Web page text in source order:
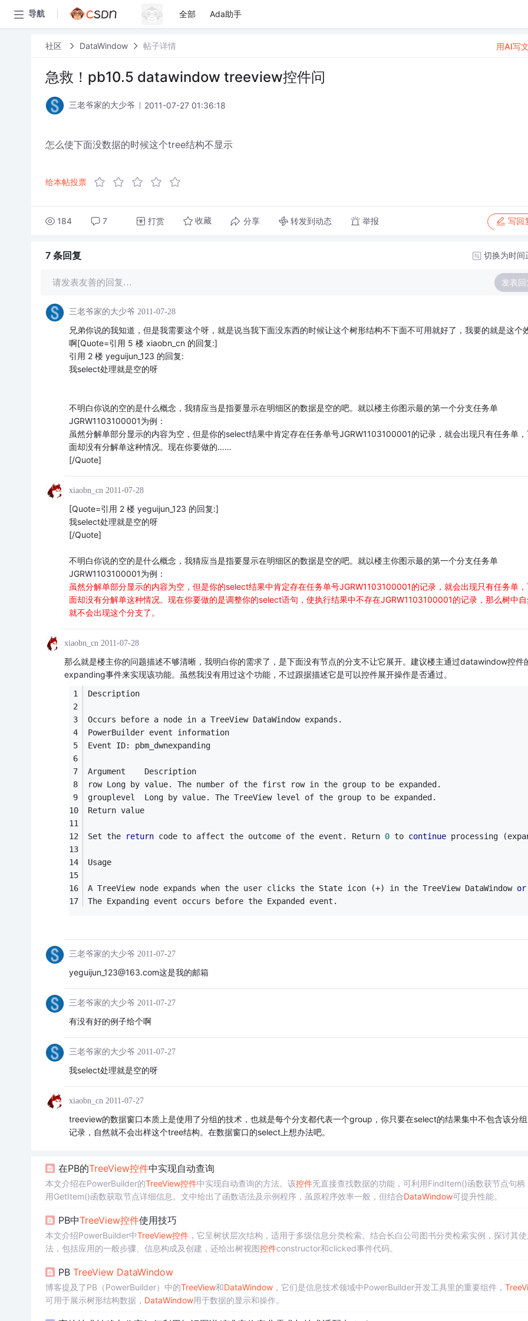
导航 全部 Ada助手
社区 DataWindow 帖子详情
急救！pb10.5 datawindow treeview控件问
三老爷家的大少爷 2011-07-27 01:36:18
怎么使下面没数据的时候这个tree结构不显示
给本帖投票
184 7 打赏 收藏 分享 转发到动态 举报 写回
用AI写
7 条回复 切换为时间
请发表友善的回复… 发表回
三老爷家的大少爷 2011-07-28
兄弟你说的我知道，但是我需要这个呀，就是说当我下面没东西的时候让这个树形结构不下面不可用就好了，我要的就是这个
啊[Quote=引用 5 楼 xiaobn_cn 的回复:]
引用 2 楼 yeguijun_123 的回复:
我select处理就是空的呀
不明白你说的空的是什么概念，我猜应当是指要显示在明细区的数据是空的吧。就以楼主你图示最的第一个分支任务单
JGRW1103100001为例：
虽然分解单部分显示的内容为空，但是你的select结果中肯定存在任务单号JGRW1103100001的记录，就会出现只有任务单
面却没有分解单这种情况。现在你要做的……
[/Quote]
xiaobn_cn 2011-07-28
[Quote=引用 2 楼 yeguijun_123 的回复:]
我select处理就是空的呀
[/Quote]
不明白你说的空的是什么概念，我猜应当是指要显示在明细区的数据是空的吧。就以楼主你图示最的第一个分支任务单
JGRW1103100001为例：
虽然分解单部分显示的内容为空，但是你的select结果中肯定存在任务单号JGRW1103100001的记录，就会出现只有任务单
面却没有分解单这种情况。现在你要做的是调整你的select语句，使执行结果中不存在JGRW1103100001的记录，那么树中自
就不会出现这个分支了。
xiaobn_cn 2011-07-28
那么就是楼主你的问题描述不够清晰，我明白你的需求了，是下面没有节点的分支不让它展开。建议楼主通过datawindow控件
expanding事件来实现该功能。虽然我没有用过这个功能，不过跟据描述它是可以控件展开操作是否通过。
Description
Occurs before a node in a TreeView DataWindow expands.
PowerBuilder event information
Event ID: pbm_dwnexpanding
Argument	Description
row	Long by value. The number of the first row in the group to be expanded.
grouplevel	Long by value. The TreeView level of the group to be expanded.
Return value
Set the return code to affect the outcome of the event. Return 0 to continue processing
Usage
A TreeView node expands when the user clicks the State icon (+) in the TreeView DataWindow or
The Expanding event occurs before the Expanded event.
三老爷家的大少爷 2011-07-27
yeguijun_123@163.com这是我的邮箱
三老爷家的大少爷 2011-07-27
有没有好的例子给个啊
三老爷家的大少爷 2011-07-27
我select处理就是空的呀
xiaobn_cn 2011-07-27
treeview的数据窗口本质上是使用了分组的技术，也就是每个分支都代表一个group，你只要在select的结果集中不包含该分
记录，自然就不会出样这个tree结构。在数据窗口的select上想办法吧。
在PB的TreeView控件中实现自动查询
本文介绍在PowerBuilder的TreeView控件中实现自动查询的方法。该控件无直接查找数据的功能，可利用FindItem()函数获节点句柄
用GetItem()函数获取节点详细信息。文中给出了函数语法及示例程序，虽原程序效率一般，但结合DataWindow可提升性能。
PB中TreeView控件使用技巧
本文介绍PowerBuilder中TreeView控件，它呈树状层次结构，适用于多级信息分类检索。结合长白公司图书分类检索实例，探讨其
法，包括应用的一般步骤、信息构成及创建，还给出树视图控件constructor和clicked事件代码。
PB TreeView DataWindow
博客提及了PB（PowerBuilder）中的TreeView和DataWindow，它们是信息技术领域中PowerBuilder开发工具里的重要组件，
可用于展示树形结构数据， DataWindow用于数据的显示和操作。